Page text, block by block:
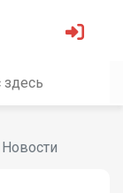
Новости